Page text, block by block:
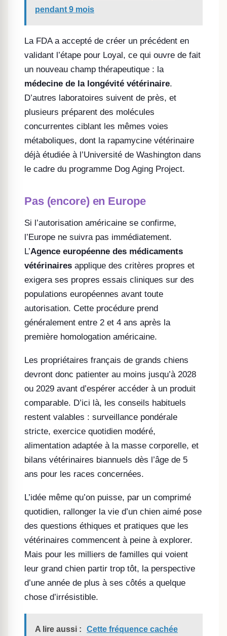
pendant 9 mois
La FDA a accepté de créer un précédent en
validant l’étape pour Loyal, ce qui ouvre de fait
un nouveau champ thérapeutique : la
médecine de la longévité vétérinaire.
D’autres laboratoires suivent de près, et
plusieurs préparent des molécules
concurrentes ciblant les mêmes voies
métaboliques, dont la rapamycine vétérinaire
déjà étudiée à l’Université de Washington dans
le cadre du programme Dog Aging Project.
Pas (encore) en Europe
Si l’autorisation américaine se confirme,
l’Europe ne suivra pas immédiatement.
L’Agence européenne des médicaments
vétérinaires applique des critères propres et
exigera ses propres essais cliniques sur des
populations européennes avant toute
autorisation. Cette procédure prend
généralement entre 2 et 4 ans après la
première homologation américaine.
Les propriétaires français de grands chiens
devront donc patienter au moins jusqu’à 2028
ou 2029 avant d’espérer accéder à un produit
comparable. D’ici là, les conseils habituels
restent valables : surveillance pondérale
stricte, exercice quotidien modéré,
alimentation adaptée à la masse corporelle, et
bilans vétérinaires biannuels dès l’âge de 5
ans pour les races concernées.
L’idée même qu’on puisse, par un comprimé
quotidien, rallonger la vie d’un chien aimé pose
des questions éthiques et pratiques que les
vétérinaires commencent à peine à explorer.
Mais pour les milliers de familles qui voient
leur grand chien partir trop tôt, la perspective
d’une année de plus à ses côtés a quelque
chose d’irrésistible.
A lire aussi :
Cette fréquence cachée